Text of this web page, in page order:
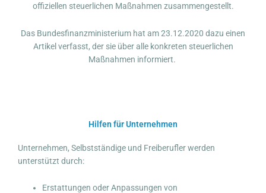
offiziellen steuerlichen Maßnahmen zusammengestellt.
Das Bundesfinanzministerium hat am 23.12.2020 dazu einen
Artikel verfasst, der sie über alle konkreten steuerlichen
Maßnahmen informiert.
Hilfen für Unternehmen
Unternehmen, Selbstständige und Freiberufler werden
unterstützt durch:
Erstattungen oder Anpassungen von